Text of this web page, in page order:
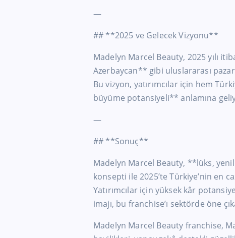
—
## **2025 ve Gelecek Vizyonu**
Madelyn Marcel Beauty, 2025 yılı
Azerbaycan** gibi uluslararası
Bu vizyon, yatırımcılar için hem
büyüme potansiyeli** anlamına
—
## **Sonuç**
Madelyn Marcel Beauty, **lüks,
konsepti ile 2025’te Türkiye’nin en
Yatırımcılar için yüksek kâr
imajı, bu franchise’ı sektörde öne
Madelyn Marcel Beauty franchise,